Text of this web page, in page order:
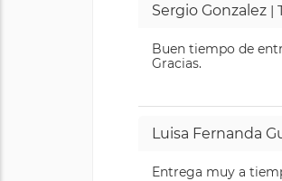
Sergio Gonzalez |
Buen tiempo de
Gracias.
Luisa Fernanda
Entrega muy a